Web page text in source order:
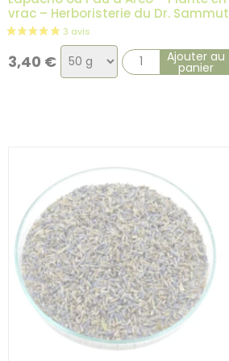
vrac – Herboristerie du Dr. Sammut
3,40 € Choix
de
Ajouter au
panier